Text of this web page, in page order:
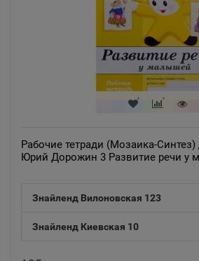
Рабочие тетради (Мозаика-
Юрий Дорожин 3 Развитие речи у
Знайленд Вилоновская 123
Знайленд Киевская 10